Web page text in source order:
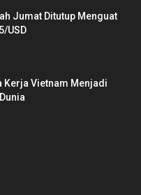
Jumat Ditutup Menguat
USD
Kerja Vietnam Menjadi